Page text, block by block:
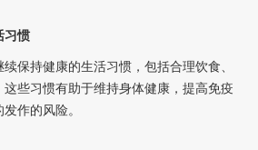
惯
持健康的生活习惯，包括合理饮食、
些习惯有助于维持身体健康，提高免疫
作的风险。